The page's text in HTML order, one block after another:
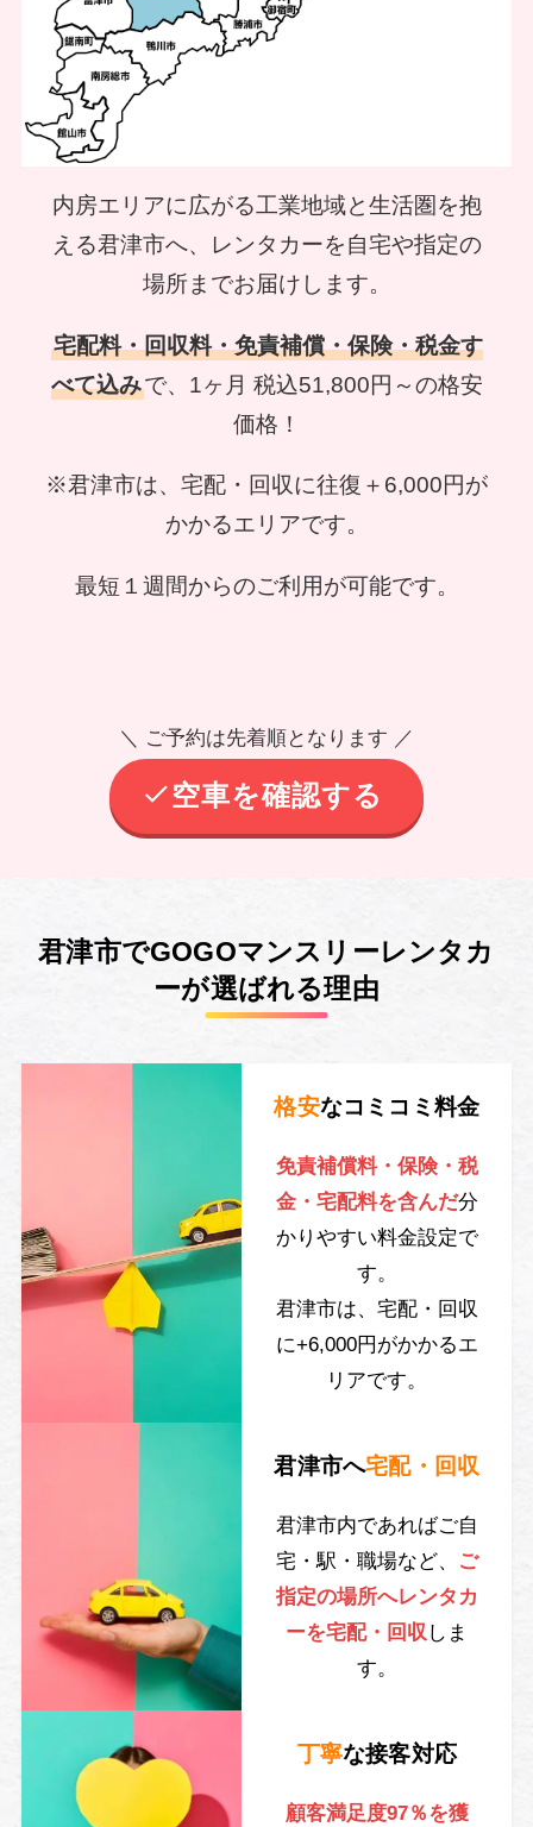
内房エリアに広がる工業地域と生活圏を抱
える君津市へ、
レンタカーを自宅や指定の
場所までお届けします。
宅配料・回収料・免責補償・保険・税金す
べて込みで、 1ヶ月 税込51,800円～の格安
価格！
※君津市は、宅配・回収に往復＋6,000円が
かかるエリアです。
最短１週間からのご利用が可能です。
＼ ご予約は先着順となります ／
空車を確認する
君津市でGOGOマンスリーレンタカ
ーが選ばれる理由
格安なコミコミ料金
免責補償料・保険・税
金・宅配料を含んだ分
かりやすい料金設定で
す。
君津市は、宅配・回収
に+6,000円がかかるエ
リアです。
君津市へ宅配・回収
君津市内であればご自
宅・駅・職場など、
ご
指定の場所へレンタカ
ーを宅配・回収しま
す。
丁寧な接客対応
顧客満足度97％を獲